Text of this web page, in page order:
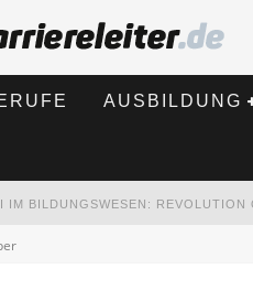
AUSBILDUNG
2026: WAS SICH